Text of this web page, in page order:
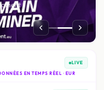
— 860 ksol
LIVE
EN TEMPS RÉEL · EUR